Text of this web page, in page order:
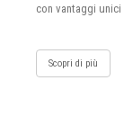
con vantaggi unici
Scopri di più